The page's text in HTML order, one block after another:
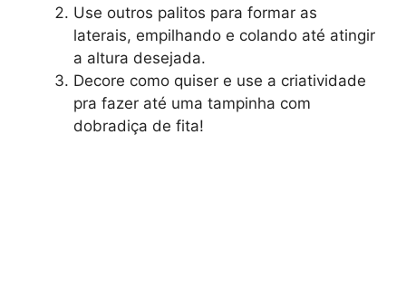
Use outros palitos para formar as
laterais, empilhando e colando até atingir
a altura desejada.
Decore como quiser e use a criatividade
pra fazer até uma tampinha com
dobradiça de fita!